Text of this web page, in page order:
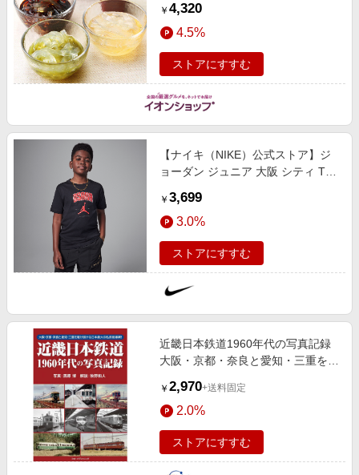
【NN】 スイーツ
￥ 4,320
4.5%
ストアにすすむ
【ナイキ（NIKE）公式ストア】ジ
ョーダン ジュニア 大阪 シティ Tシ
￥ 3,699
3.0%
ストアにすすむ
近畿日本鉄道1960年代の写真記録
大阪・京都・奈良と愛知・三重を駆
￥ 2,970+送料固定
2.0%
ストアにすすむ